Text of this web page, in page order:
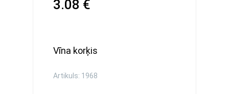
3.08 €
Vīna korķis
Artikuls: 1968